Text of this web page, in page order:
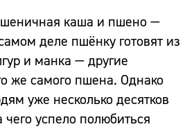
каша и пшено —
деле пшёнку готовят из
и манка — другие
же самого пшена. Однако
уже несколько десятков
чего успело полюбиться